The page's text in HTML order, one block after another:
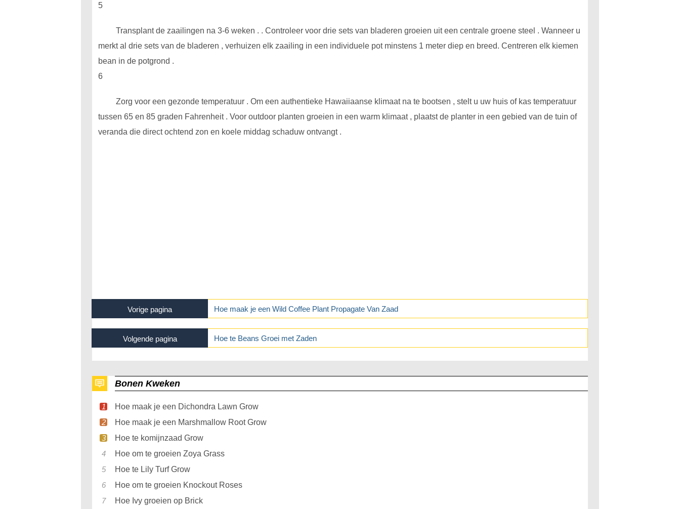
5
Transplant de zaailingen na 3-6 weken . . Controleer voor drie sets van bladeren groeien uit een centrale groene steel . Wanneer u
merkt al drie sets van de bladeren , verhuizen elk zaailing in een individuele pot minstens 1 meter diep en breed. Centreren elk kiemen
bean in de potgrond .
6
Zorg voor een gezonde temperatuur . Om een ​​authentieke Hawaiiaanse klimaat na te bootsen , stelt u uw huis of kas temperatuur
tussen 65 en 85 graden Fahrenheit . Voor outdoor planten groeien in een warm klimaat , plaatst de planter in een gebied van de tuin of
veranda die direct ochtend zon en koele middag schaduw ontvangt .
Vorige pagina Hoe maak je een Wild Coffee Plant Propagate Van Zaad
Volgende pagina Hoe te Beans Groei met Zaden
Bonen Kweken
Hoe maak je een Dichondra Lawn Grow
Hoe maak je een Marshmallow Root Grow
Hoe te komijnzaad Grow
Hoe om te groeien Zoya Grass
Hoe te Lily Turf Grow
Hoe om te groeien Knockout Roses
Hoe Ivy groeien op Brick